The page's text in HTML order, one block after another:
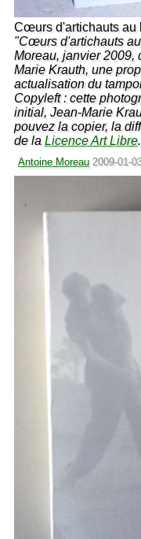
Cœurs d'artichauts au
"Cœurs d'artichauts
Moreau, janvier 2009,
Marie Krauth, une
actualisation du
Copyleft : cette
initial, Jean-Marie
pouvez la copier, la
de laLicence Art Libre.
Antoine Moreau 2009-01-